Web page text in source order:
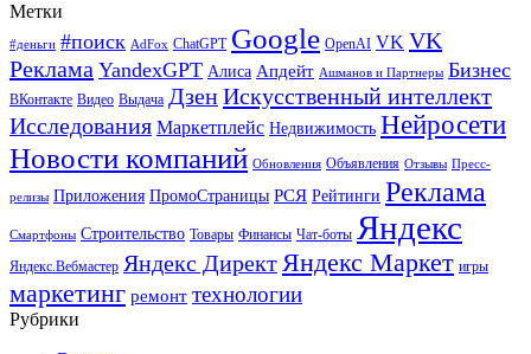
Метки
#деньги #поиск AdFox ChatGPT Google OpenAI VK VK
Реклама YandexGPT Алиса Апдейт Ашманов и Партнеры Бизнес
ВКонтакте Видео Выдача ДзенИскусственный интеллект
Исследования Маркетплейс Недвижимость Нейросети
Новости компаний Обновления Объявления Отзывы Пресс-
релизы Приложения ПромоСтраницы РСЯ Рейтинги Реклама
Смартфоны Строительство Товары Финансы Чат-боты Яндекс
Яндекс.Вебмастер Яндекс ДиректЯндекс Маркет игры
маркетинг ремонт технологии
Рубрики